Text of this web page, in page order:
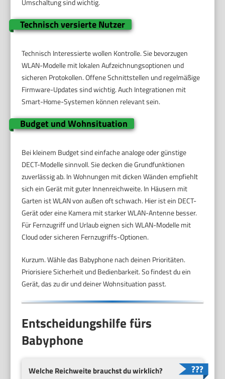
Technisch versierte Nutzer
Technisch Interessierte wollen Kontrolle. Sie bevorzugen
WLAN-Modelle mit lokalen Aufzeichnungsoptionen und
sicheren Protokollen. Offene Schnittstellen und regelmäßige
Firmware-Updates sind wichtig. Auch Integrationen mit
Smart-Home-Systemen können relevant sein.
Budget und Wohnsituation
Bei kleinem Budget sind einfache analoge oder günstige
DECT-Modelle sinnvoll. Sie decken die Grundfunktionen
zuverlässig ab. In Wohnungen mit dicken Wänden empfiehlt
sich ein Gerät mit guter Innenreichweite. In Häusern mit
Garten ist WLAN von außen oft schwach. Hier ist ein DECT-
Gerät oder eine Kamera mit starker WLAN-Antenne besser.
Für Fernzugriff und Urlaub eignen sich WLAN-Modelle mit
Cloud oder sicheren Fernzugriffs-Optionen.
Kurzum. Wähle das Babyphone nach deinen Prioritäten.
Priorisiere Sicherheit und Bedienbarkeit. So findest du ein
Gerät, das zu dir und deiner Wohnsituation passt.
Entscheidungshilfe fürs
Babyphone
Welche Reichweite brauchst du wirklich?